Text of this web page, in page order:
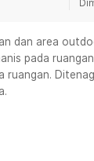
Barat
Senin -
dan area
pada